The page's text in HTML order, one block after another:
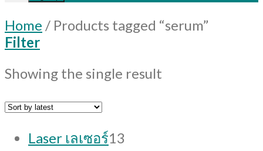
Home / Products tagged “serum”
Filter
Showing the single result
Laser เลเซอร์13